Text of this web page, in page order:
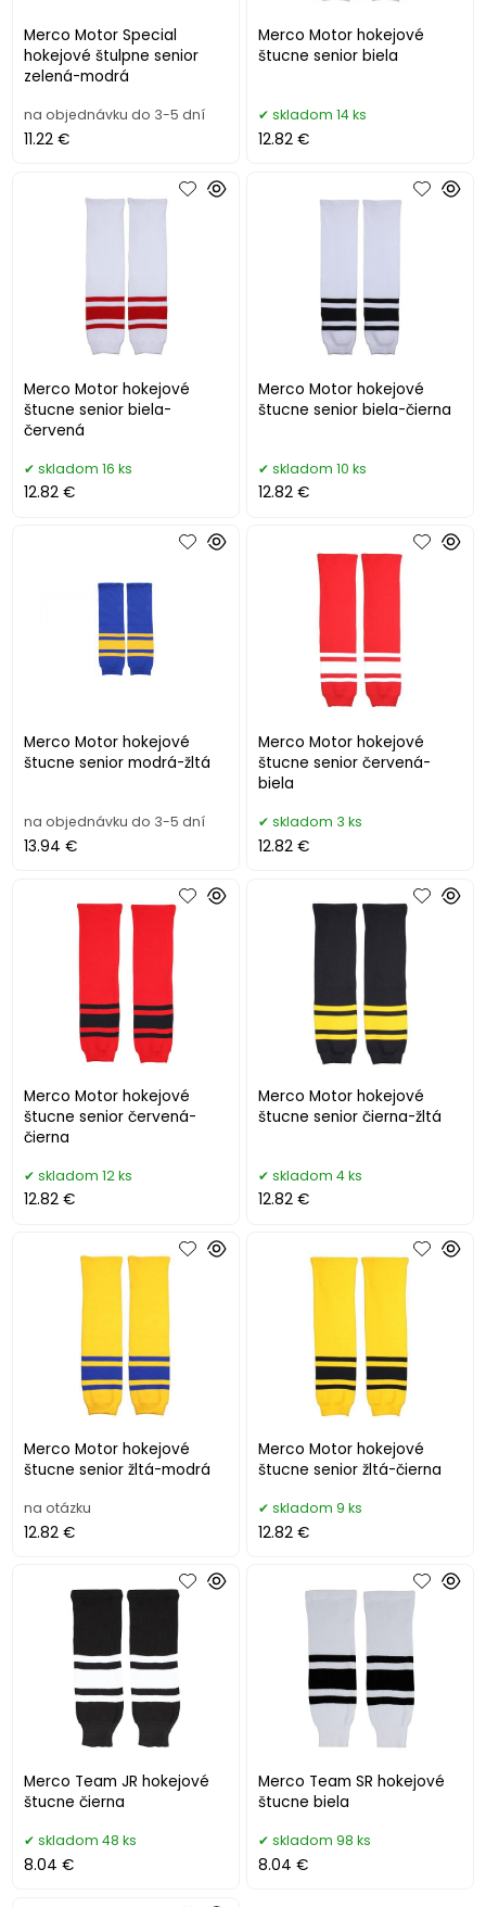
Merco Motor Special
hokejové štulpne senior
zelená-modrá
na objednávku do 3-5 dní
11.22 €
Merco Motor hokejové
štucne senior biela
skladom 14 ks
12.82 €
Merco Motor hokejové
štucne senior biela-
červená
skladom 16 ks
12.82 €
Merco Motor hokejové
štucne senior biela-čierna
skladom 10 ks
12.82 €
Merco Motor hokejové
štucne senior modrá-žltá
na objednávku do 3-5 dní
13.94 €
Merco Motor hokejové
štucne senior červená-
biela
skladom 3 ks
12.82 €
Merco Motor hokejové
štucne senior červená-
čierna
skladom 12 ks
12.82 €
Merco Motor hokejové
štucne senior čierna-žltá
skladom 4 ks
12.82 €
Merco Motor hokejové
štucne senior žltá-modrá
na otázku
12.82 €
Merco Motor hokejové
štucne senior žltá-čierna
skladom 9 ks
12.82 €
Merco Team JR hokejové
štucne čierna
skladom 48 ks
8.04 €
Merco Team SR hokejové
štucne biela
skladom 98 ks
8.04 €